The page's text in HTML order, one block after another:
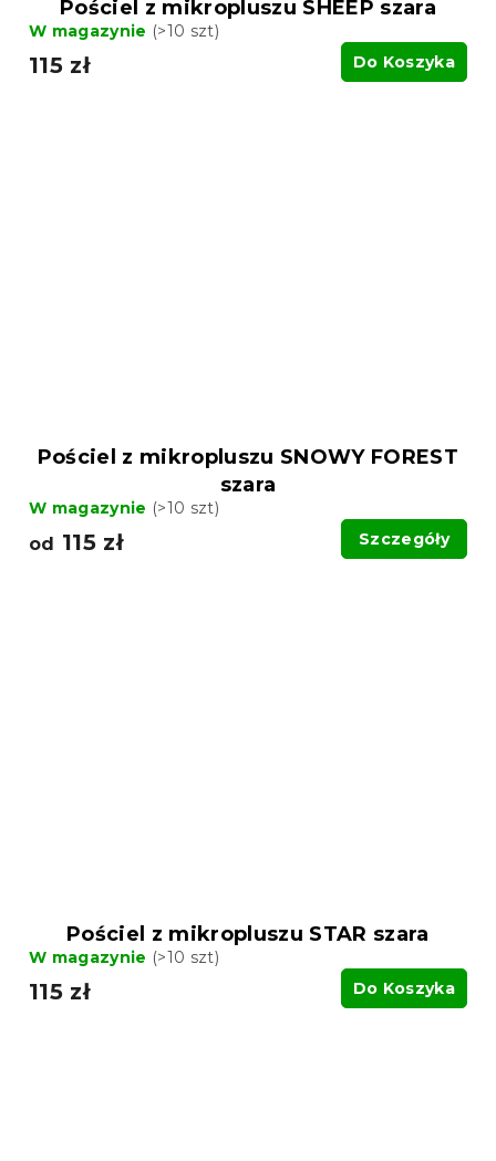
Pościel z mikropluszu SHEEP szara
W magazynie (>10 szt)
115 zł Do Koszyka
Pościel z mikropluszu SNOWY FOREST
szara
W magazynie (>10 szt)
od 115 zł Szczegóły
Pościel z mikropluszu STAR szara
W magazynie (>10 szt)
115 zł Do Koszyka